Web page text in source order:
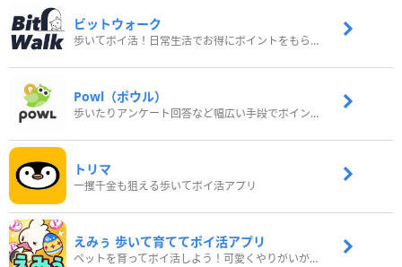
ビットウォーク
歩いてポイ活！日常生活でお得にポイントをもらおう
Powl（ポウル）
歩いたりアンケート回答など幅広い手段でポイントをゲット
トリマ
一攫千金も狙える歩いてポイ活アプリ
えみぅ 歩いて育ててポイ活アプリ
ペットを育ってポイ活しよう！可愛くやりがいがある新感覚アプリ